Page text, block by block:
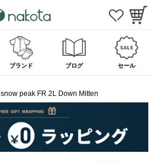
ブランド ブログ セール
snow peak FR 2L Down Mitten